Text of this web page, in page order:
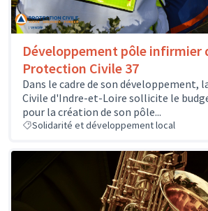
Développement pôle infirmier
Protection Civile 37
Dans le cadre de son développement,
Civile d'Indre-et-Loire sollicite le
pour la création de son pôle...
Solidarité et développement local